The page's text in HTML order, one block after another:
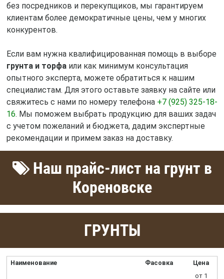
без посредников и перекупщиков, мы гарантируем
клиентам более демократичные цены, чем у многих
конкурентов.
Если вам нужна квалифицированная помощь в выборе
грунта и торфаили как минимум консультация
опытного эксперта, можете обратиться к нашим
специалистам. Для этого оставьте заявку на сайте или
свяжитесь с нами по номеру телефона +7 (925) 325-18-
16. Мы поможем выбрать продукцию для ваших задач
с учетом пожеланий и бюджета, дадим экспертные
рекомендации и примем заказ на доставку.
Наш прайс-лист на грунт в
Кореновске
ГРУНТЫ
Наименование Фасовка Цена
от 1